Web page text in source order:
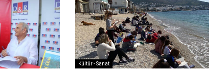
Kültür - Sanat